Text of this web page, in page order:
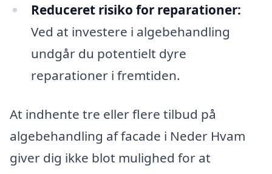
Reduceret risiko for reparationer:
Ved at investere i algebehandling
undgår du potentielt dyre
reparationer i fremtiden.
At indhente tre eller flere tilbud på
algebehandling af facade i Neder Hvam
giver dig ikke blot mulighed for at